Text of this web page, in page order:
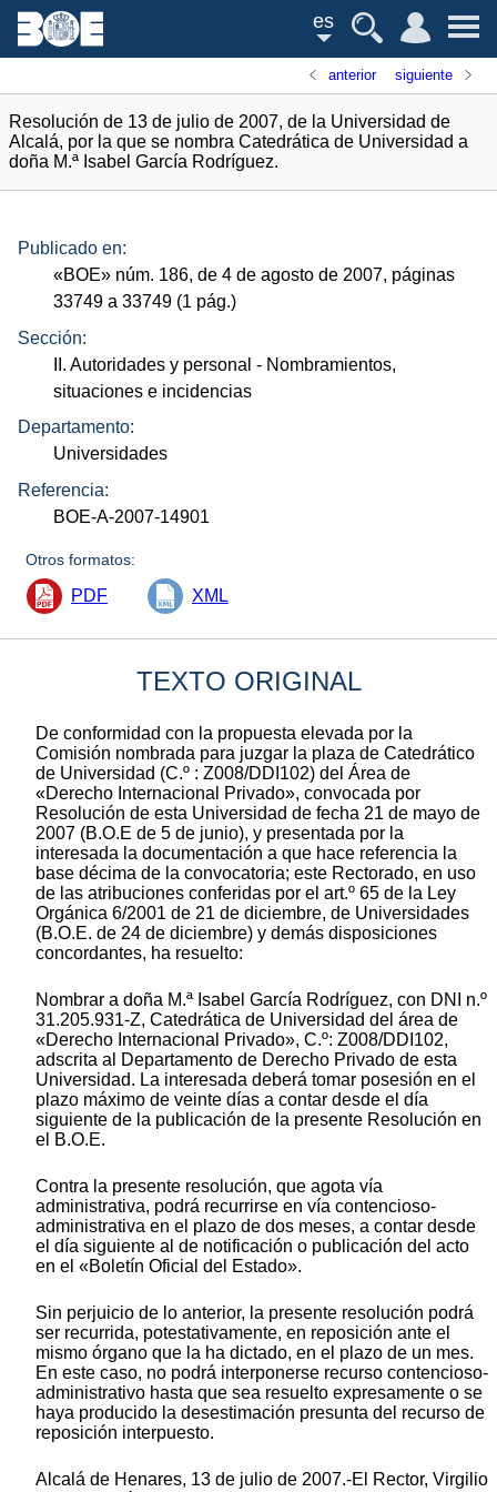
es
anterior siguiente
Resolución de 13 de julio de 2007, de la Universidad de
Alcalá, por la que se nombra Catedrática de Universidad a
doña M.ª Isabel García Rodríguez.
Publicado en:
«BOE» núm. 186, de 4 de agosto de 2007, páginas
33749 a 33749 (1 pág.)
Sección:
II. Autoridades y personal - Nombramientos,
situaciones e incidencias
Departamento:
Universidades
Referencia:
BOE-A-2007-14901
Otros formatos:
PDF XML
TEXTO ORIGINAL
De conformidad con la propuesta elevada por la
Comisión nombrada para juzgar la plaza de Catedrático
de Universidad (C.º : Z008/DDI102) del Área de
«Derecho Internacional Privado», convocada por
Resolución de esta Universidad de fecha 21 de mayo de
2007 (B.O.E de 5 de junio), y presentada por la
interesada la documentación a que hace referencia la
base décima de la convocatoria; este Rectorado, en uso
de las atribuciones conferidas por el art.º 65 de la Ley
Orgánica 6/2001 de 21 de diciembre, de Universidades
(B.O.E. de 24 de diciembre) y demás disposiciones
concordantes, ha resuelto:
Nombrar a doña M.ª Isabel García Rodríguez, con DNI n.º
31.205.931-Z, Catedrática de Universidad del área de
«Derecho Internacional Privado», C.º: Z008/DDI102,
adscrita al Departamento de Derecho Privado de esta
Universidad. La interesada deberá tomar posesión en el
plazo máximo de veinte días a contar desde el día
siguiente de la publicación de la presente Resolución en
el B.O.E.
Contra la presente resolución, que agota vía
administrativa, podrá recurrirse en vía contencioso-
administrativa en el plazo de dos meses, a contar desde
el día siguiente al de notificación o publicación del acto
en el «Boletín Oficial del Estado».
Sin perjuicio de lo anterior, la presente resolución podrá
ser recurrida, potestativamente, en reposición ante el
mismo órgano que la ha dictado, en el plazo de un mes.
En este caso, no podrá interponerse recurso contencioso-
administrativo hasta que sea resuelto expresamente o se
haya producido la desestimación presunta del recurso de
reposición interpuesto.
Alcalá de Henares, 13 de julio de 2007.-El Rector, Virgilio